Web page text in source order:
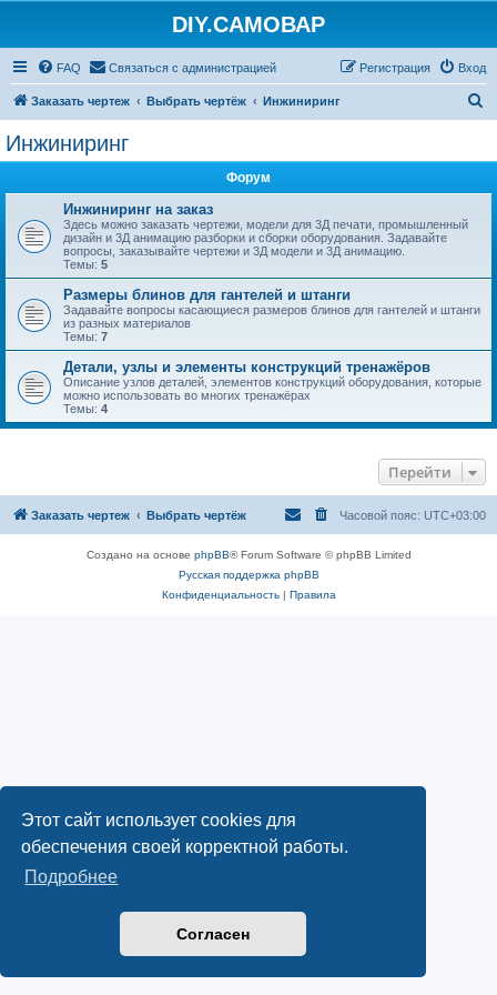
Этот сайт использует cookies для
обеспечения своей корректной работы.
Подробнее
Согласен
DIY.САМОВАР
FAQ Связаться с администрацией Вход
Регистрация
Заказать чертеж Выбрать чертёж Инжиниринг
Инжиниринг
Форум
Инжиниринг на заказ
Здесь можно заказать чертежи, модели для 3Д печати, промышленный
дизайн и 3Д анимацию разборки и сборки оборудования. Задавайте
вопросы, заказывайте чертежи и 3Д модели и 3Д анимацию.
Темы: 5
Размеры блинов для гантелей и штанги
Задавайте вопросы касающиеся размеров блинов для гантелей и штанги
из разных материалов
Темы: 7
Детали, узлы и элементы конструкций тренажёров
Описание узлов деталей, элементов конструкций оборудования, которые
можно использовать во многих тренажёрах
Темы: 4
Перейти
Заказать чертеж Выбрать чертёж Часовой пояс: UTC+03:00
Создано на основе phpBB® Forum Software © phpBB Limited
Русская поддержка phpBB
Конфиденциальность| Правила